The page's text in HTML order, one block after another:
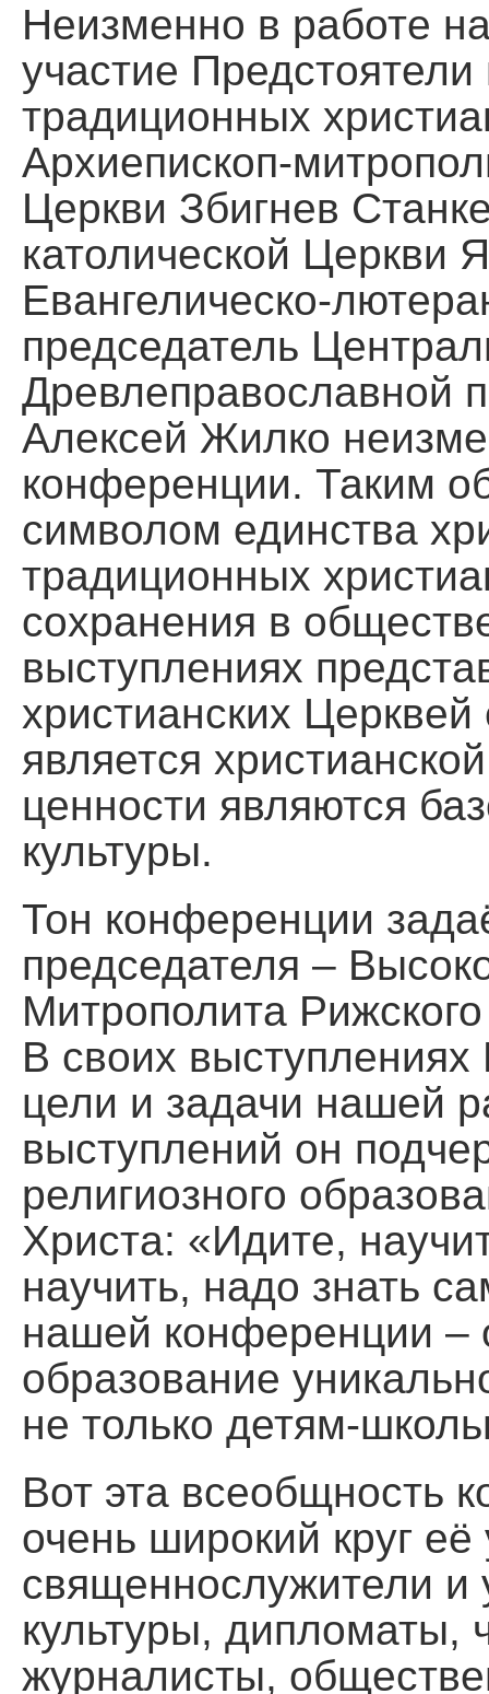
Неизменно в работе
участие
традиционных
Архиепископ-
Церкви Збигнев
католической Церкви
Евангелическо-
председатель
Древлеправославной
Алексей Жилко
конференции. Таким
символом единства
традиционных
сохранения в
выступлениях
христианских
является
ценности являются
культуры.
Тон конференции
председателя –
Митрополита
В своих
цели и задачи нашей
выступлений он
религиозного
Христа: «Идите,
научить, надо знать
нашей конференции –
образование
не только детям-
Вот эта всеобщность
очень широкий круг её
священнослужители и
культуры, дипломаты,
журналисты,